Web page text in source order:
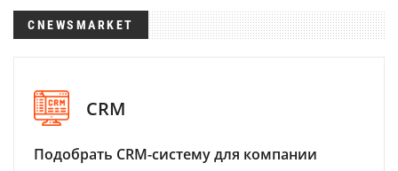
CNEWSMARKET
CRM
Подобрать CRM-систему для компании